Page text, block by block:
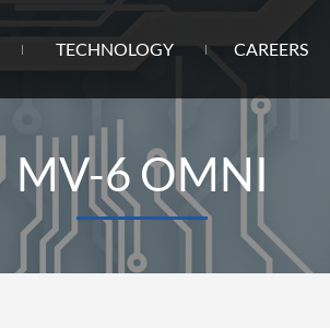
TECHNOLOGY CAREERS
MV-6 OMNI